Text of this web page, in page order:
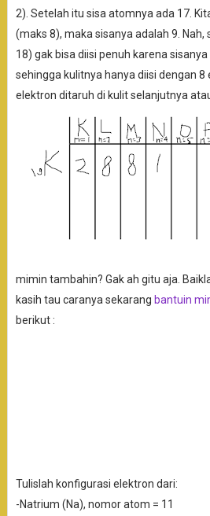
2). Setelah itu sisa atomnya ada 17.
(maks 8), maka sisanya adalah 9. Nah,
18) gak bisa diisi penuh karena
sehingga kulitnya hanya diisi dengan 8
elektron ditaruh di kulit selanjutnya
mimin tambahin? Gak ah gitu aja.
kasih tau caranya sekarang bantuin
berikut :
Tulislah konfigurasi elektron dari:
-Natrium (Na), nomor atom = 11